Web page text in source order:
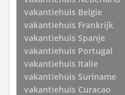
vakantiehuis Belgie
vakantiehuis Frankrijk
vakantiehuis Spanje
vakantiehuis Portugal
vakantiehuis Italie
vakantiehuis Suriname
vakantiehuis Curacao